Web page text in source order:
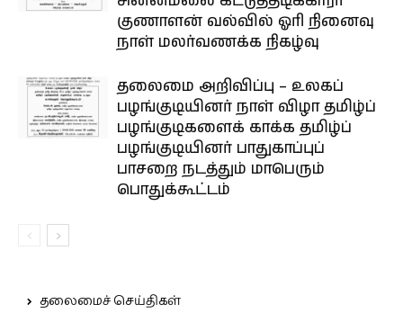
குணாளன் வல்வில் ஓரி நினைவு
நாள் மலர்வணக்க நிகழ்வு
தலைமை அறிவிப்பு – உலகப்
பழங்குடியினர் நாள் விழா தமிழ்ப்
பழங்குடிகளைக் காக்க தமிழ்ப்
பழங்குடியினர் பாதுகாப்புப்
பாசறை நடத்தும் மாபெரும்
பொதுக்கூட்டம்
தலைமைச் செய்திகள்